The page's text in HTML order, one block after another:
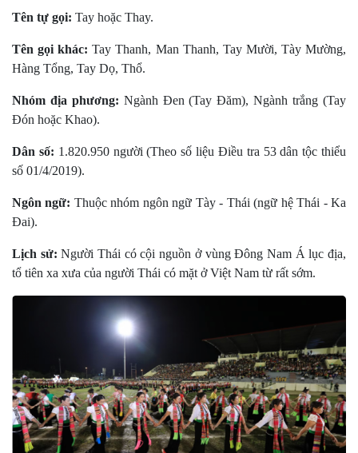
Tên tự gọi: Tay hoặc Thay.
Tên gọi khác: Tay Thanh, Man Thanh, Tay Mười, Tày Mường,
Hàng Tổng, Tay Dọ, Thổ.
Nhóm địa phương: Ngành Ðen (Tay Ðăm), Ngành trắng (Tay
Ðón hoặc Khao).
Dân số: 1.820.950 người (Theo số liệu Điều tra 53 dân tộc thiểu
số 01/4/2019).
Ngôn ngữ: Thuộc nhóm ngôn ngữ Tày - Thái (ngữ hệ Thái - Ka
Ðai).
Lịch sử: Người Thái có cội nguồn ở vùng Đông Nam Á lục địa,
tổ tiên xa xưa của người Thái có mặt ở Việt Nam từ rất sớm.